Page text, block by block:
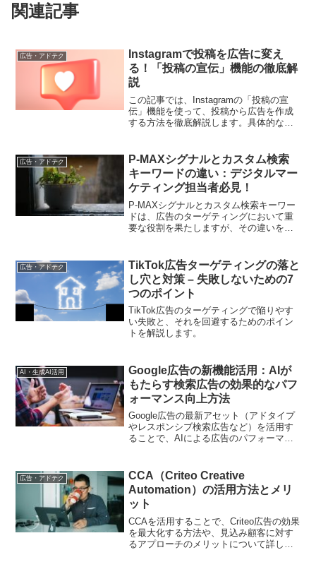
関連記事
広告・アドテク
Instagramで投稿を広告に変え
る！「投稿の宣伝」機能の徹底解
説
この記事では、Instagramの「投稿の宣
伝」機能を使って、投稿から広告を作成
する方法を徹底解説します。具体的な手
広告・アドテク
P-MAXシグナルとカスタム検索
キーワードの違い：デジタルマー
ケティング担当者必見！
P-MAXシグナルとカスタム検索キーワー
ドは、広告のターゲティングにおいて重
要な役割を果たしますが、その違いを理
ついて詳しく解説します。
広告・アドテク
TikTok広告ターゲティングの落と
し穴と対策 – 失敗しないための7
つのポイント
TikTok広告のターゲティングで陥りやす
い失敗と、それを回避するためのポイン
トを解説します。
AI・生成AI活用
Google広告の新機能活用：AIが
もたらす検索広告の効果的なパフ
ォーマンス向上方法
Google広告の最新アセット（アドタイプ
やレスポンシブ検索広告など）を活用す
ることで、AIによる広告のパフォーマン
なターゲティングを可能にし、新たな広
告の制作や管理の手法が求められます。
記事では、これらの新機能をどのように
活用するか、成功事例や具体的な手法を
解説することで、読者が新しい広告戦略
を構築する際の参考にできる情報を提供
します。
広告・アドテク
CCA（Criteo Creative
Automation）の活用方法とメリ
ット
CCAを活用することで、Criteo広告の効果
を最大化する方法や、見込み顧客に対す
るアプローチのメリットについて詳しく